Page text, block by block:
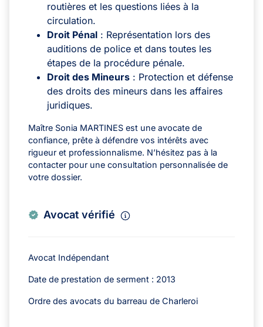
routières et les questions liées à la
circulation.
Droit Pénal : Représentation lors des
auditions de police et dans toutes les
étapes de la procédure pénale.
Droit des Mineurs : Protection et défense
des droits des mineurs dans les affaires
juridiques.
Maître Sonia MARTINES est une avocate de
confiance, prête à défendre vos intérêts avec
rigueur et professionnalisme. N’hésitez pas à la
contacter pour une consultation personnalisée de
votre dossier.
Avocat vérifié
Avocat Indépendant
Date de prestation de serment : 2013
Ordre des avocats du barreau de Charleroi